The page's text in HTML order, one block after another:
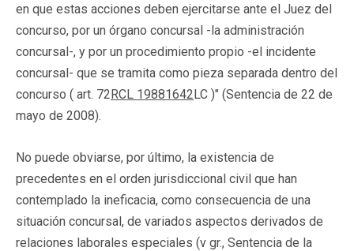
en que estas acciones deben ejercitarse ante el Juez del
concurso, por un órgano concursal -la administración
concursal-, y por un procedimiento propio -el incidente
concursal- que se tramita como pieza separada dentro del
concurso ( art. 72RCL 19881642LC )" (Sentencia de 22 de
mayo de 2008).
No puede obviarse, por último, la existencia de
precedentes en el orden jurisdiccional civil que han
contemplado la ineficacia, como consecuencia de una
situación concursal, de variados aspectos derivados de
relaciones laborales especiales (v gr., Sentencia de la